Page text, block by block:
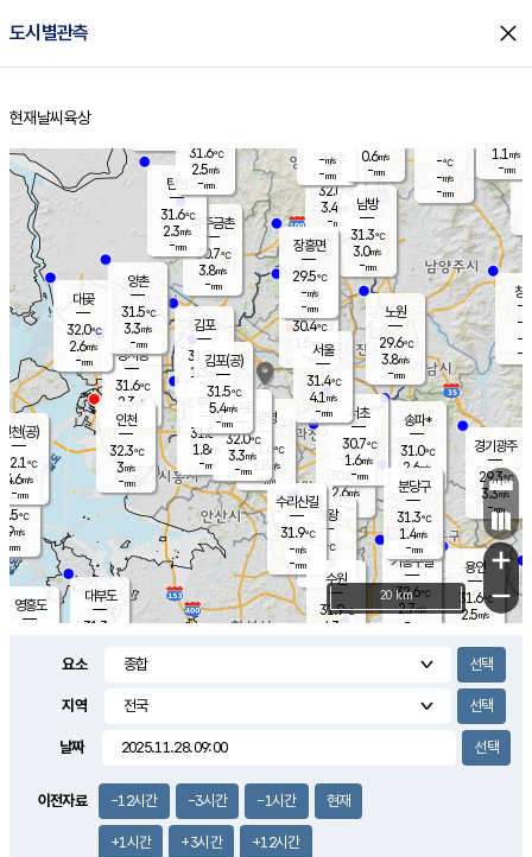
도시별관측 close
홈
현재날씨 육상
의도
℃
m/s
mm
영흥도
양주
32.0℃
3.4
-mm
과천
30.6℃
2.6m/s
- mm
용인
31.6℃
2.5m/s
경기광주
29.3℃
3.3m/s
-mm
3.3m/s
대부도
31.3
경서동
31.6℃
2.3 m/s
-mm
파주금촌
30.7℃
3.8m/s
-mm
-℃
-m/s
-mm
대곶
32.0℃
2.6m/s
-mm
창
-
-m/
-
탄현
31.6℃
2.3m/s
-mm
1.1 m/s
-mm
의왕
- ℃
m/s
mm
김포
31.7℃
1.3 m/s
mm
광명
31.6 ℃
2.8 m/s
-mm
부천
31.8℃
1.8m/s
-mm
양촌
31.5℃
3.3m/s
-mm
구로
32.0℃
3.3m/s
-mm
은평
30.4℃
1.5 m/s
- mm
노원
29.6℃
3.8m/s
-mm
송파*
31.0℃
2.6m/s
-mm
서초
30.7℃
1.6m/s
-mm
남방
31.3℃
3.0m/s
-mm
기흥구갈
32.6℃
2.7m/s
-
수리산길
31.9℃
-m/s
-mm
분당구
31.3℃
1.4m/s
-mm
장흥면
29.5℃
-m/s
-mm
-m/s
-mm
인천(공)
32.1℃
4.6m/s
-mm
김포(공)
31.5℃
5.4m/s
-mm
수원
31.9℃
4.3 m/s
인천
32.3℃
3m/s
-mm
서울
31.4℃
4.1 m/s
-mm
31.6℃
2.5m/s
-mm
0.6m/s
-mm
+
−
20 km
요소
지역
날짜
이전자료 -12시간 -3시간 -1시간 현재
+1시간 +3시간 +12시간